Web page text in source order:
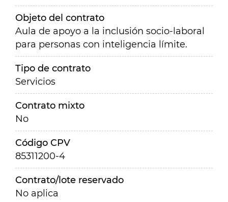
Objeto del contrato
Aula de apoyo a la inclusión socio-laboral
para personas con inteligencia límite.
Tipo de contrato
Servicios
Contrato mixto
No
Código CPV
85311200-4
Contrato/lote reservado
No aplica